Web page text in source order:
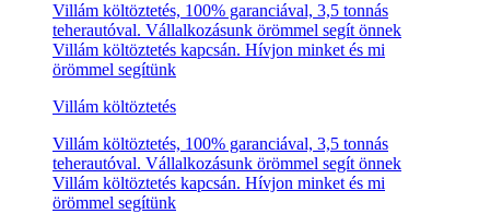
Villám költöztetés, 100% garanciával, 3,5 tonnás
teherautóval. Vállalkozásunk örömmel segít önnek
Villám költöztetés kapcsán. Hívjon minket és mi
örömmel segítünk
Villám költöztetés
Villám költöztetés, 100% garanciával, 3,5 tonnás
teherautóval. Vállalkozásunk örömmel segít önnek
Villám költöztetés kapcsán. Hívjon minket és mi
örömmel segítünk